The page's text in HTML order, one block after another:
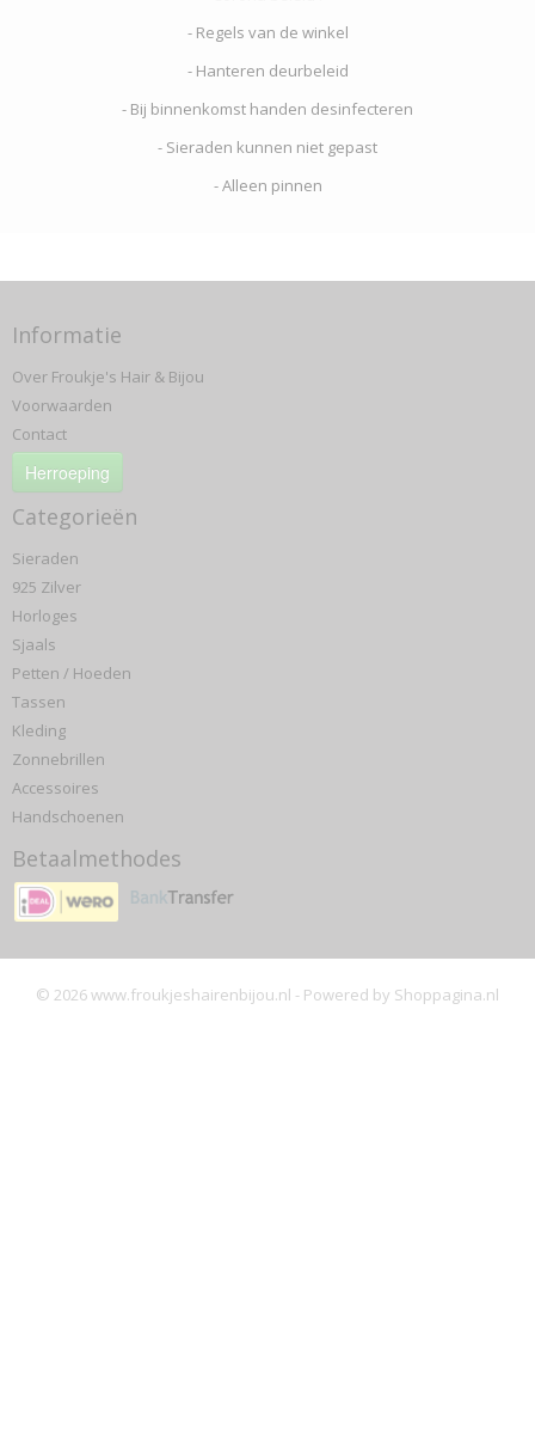
- Regels van de winkel
- Hanteren deurbeleid
- Bij binnenkomst handen desinfecteren
- Sieraden kunnen niet gepast
- Alleen pinnen
Informatie
Over Froukje's Hair & Bijou
Voorwaarden
Contact
Herroeping
Categorieën
Sieraden
925 Zilver
Horloges
Sjaals
Petten / Hoeden
Tassen
Kleding
Zonnebrillen
Accessoires
Handschoenen
Betaalmethodes
© 2026 www.froukjeshairenbijou.nl - Powered by Shoppagina.nl